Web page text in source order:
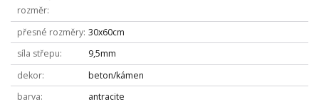
rozměr
přesné rozměry 30x60cm
síla střepu
9,5mm
dekor
beton/kámen
barva
antracite